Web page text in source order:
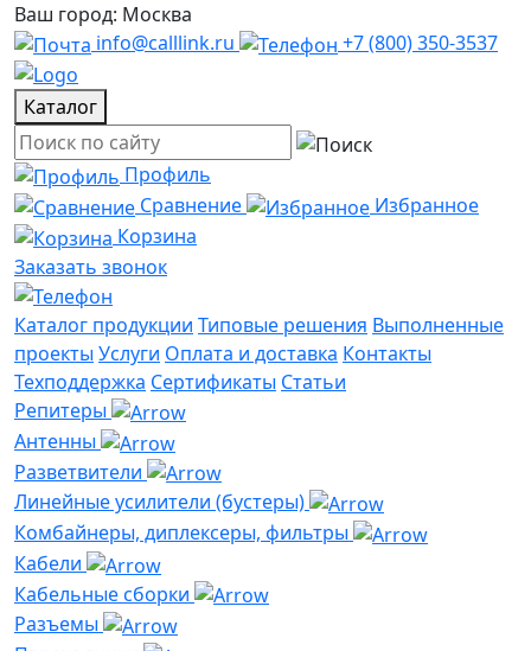
Ваш город: Москва
info@calllink.ru
+7 (800) 350-3537
Каталог
Профиль
Сравнение
Избранное
Корзина
Заказать звонок
Каталог продукции Типовые решения Выполненные
проекты Услуги Оплата и доставка Контакты
Техподдержка Сертификаты Статьи
Репитеры
Антенны
Разветвители
Линейные усилители (бустеры)
Комбайнеры, диплексеры, фильтры
Кабели
Кабельные сборки
Разъемы